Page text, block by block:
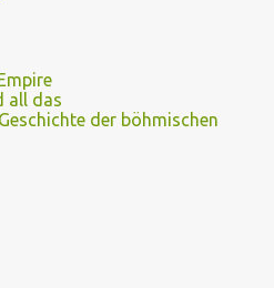
all das
der böhmischen